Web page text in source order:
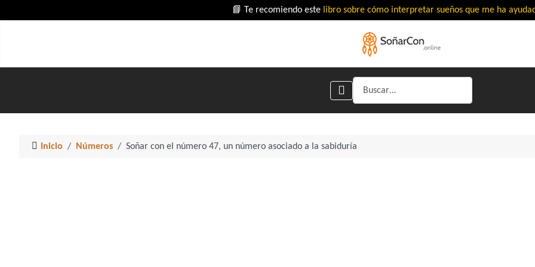
📘 Te recomiendo este libro sobre cómo interpretar sueños que me ha
Buscar
Inicio Números Soñar con el número 47, un número asociado a la sabiduría